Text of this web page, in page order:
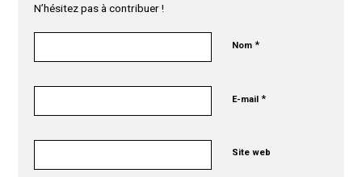
N’hésitez pas à contribuer !
Nom*
E-mail*
Site web